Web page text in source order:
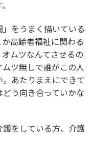
をうまく描いている
高齢者福祉に関わる
ムツなんてさせるの
ツ無しで誰がこの人
あたりまえにできて
う向き合っていかな
をしている方、介護